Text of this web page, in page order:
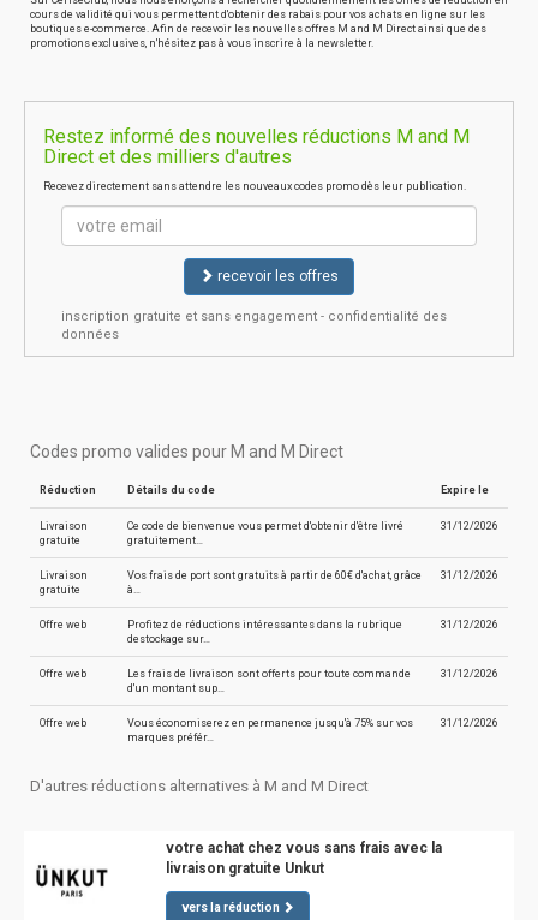
cours de validité qui vous permettent d'obtenir des rabais pour vos achats en ligne sur les
boutiques e-commerce. Afin de recevoir les nouvelles offres M and M Direct ainsi que des
promotions exclusives, n'hésitez pas à vous inscrire à la newsletter.
Restez informé des nouvelles réductions M and M
Direct et des milliers d'autres
Recevez directement sans attendre les nouveaux codes promo dès leur publication.
recevoir les offres
inscription gratuite et sans engagement - confidentialité des
données
Codes promo valides pour M and M Direct
Réduction Détails du code Expire le
Livraison
gratuite
Ce code de bienvenue vous permet d'obtenir d'être livré
gratuitement…
31/12/2026
Livraison
gratuite
Vos frais de port sont gratuits à partir de 60€ d'achat, grâce
à…
31/12/2026
Offre web
Profitez de réductions intéressantes dans la rubrique
destockage sur…
31/12/2026
Offre web
Les frais de livraison sont offerts pour toute commande
d'un montant sup…
31/12/2026
Offre web
Vous économiserez en permanence jusqu'à 75% sur vos
marques préfér…
31/12/2026
D'autres réductions alternatives à M and M Direct
votre achat chez vous sans frais avec la
livraison gratuite Unkut
vers la réduction